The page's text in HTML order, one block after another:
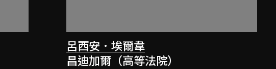
呂西安．埃爾韋
昌迪加爾（高等法院）